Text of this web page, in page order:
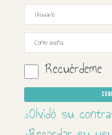
Usuario
Contraseña
Recuérdeme
¿Olvidó su